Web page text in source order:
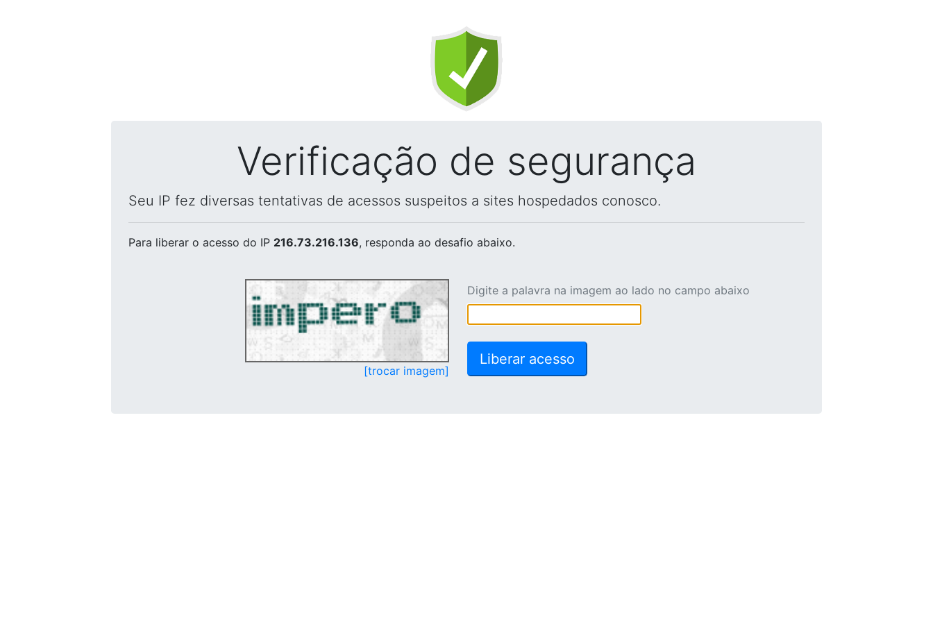
Verificação de segurança
Seu IP fez diversas tentativas de acessos suspeitos a sites hospedados conosco.
Para liberar o acesso do IP 216.73.216.136, responda ao desafio abaixo.
[trocar imagem]
Digite a palavra na imagem ao lado no campo abaixo